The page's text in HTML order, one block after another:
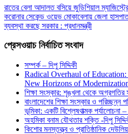
রাতের বেলা আদালত বসিয়ে জুডিশিয়াল
করোনার সেকেন্ড ওয়েভ মোকাবেলায় জেলা
ব্যবস্থা করছে সরকার : প্রধানমন্ত্রী
প্রেসওয়াচ নির্বাচিত সংবাদ
সম্পর্ক – দিপু সিদ্দিকী
Radical Overhaul of
New Horizons of
শিক্ষা সংস্কার: শৃঙ্খলা থেকে অগ্রগতির
বাংলাদেশের শিক্ষা সংস্কার ও পরিচ্ছন্ন
ভূমিকা: একটি বিশ্লেষণাত্মক পর্যালোচনা
অহমিকা বনাম যৌথতার শক্তি -দিপু
কিশোর মনস্তত্ত্ব ও প্রাতিষ্ঠানিক